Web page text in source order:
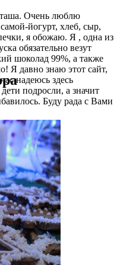
Очень люблю
йогурт, хлеб, сыр,
я обожаю. Я , одна из
обязательно везут
шоколад 99%, а также
Я давно знаю этот сайт,
надеюсь здесь
подросли, а значит
Буду рада с Вами